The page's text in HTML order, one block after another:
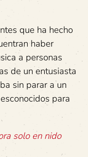
que ha hecho
haber
a personas
de un entusiasta
sin parar a un
para
solo en nido